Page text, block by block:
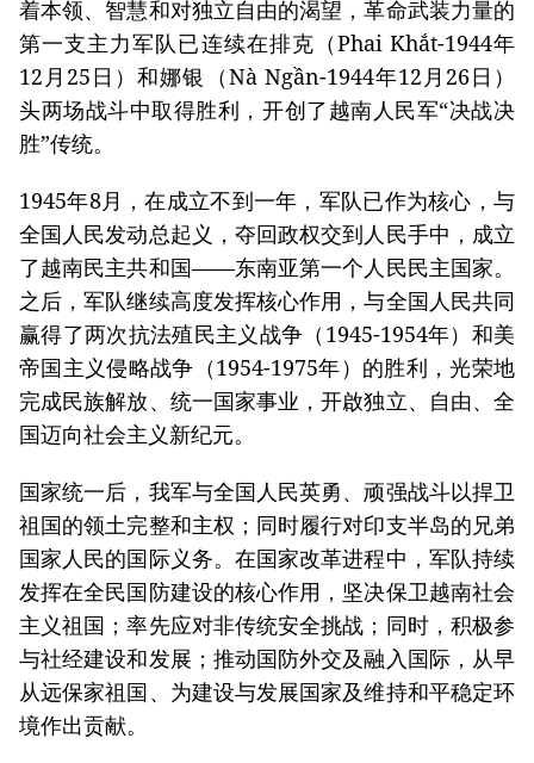
着本领、智慧和对独立自由的渴望，革命武装力量的
第一支主力军队已连续在排克（Phai Khắt-1944年
12月25日）和娜银（Nà Ngần-1944年12月26日）
头两场战斗中取得胜利，开创了越南人民军“决战决
胜”传统。
1945年8月，在成立不到一年，军队已作为核心，与
全国人民发动总起义，夺回政权交到人民手中，成立
了越南民主共和国——东南亚第一个人民民主国家。
之后，军队继续高度发挥核心作用，与全国人民共同
赢得了两次抗法殖民主义战争（1945-1954年）和美
帝国主义侵略战争（1954-1975年）的胜利，光荣地
完成民族解放、统一国家事业，开啟独立、自由、全
国迈向社会主义新纪元。
国家统一后，我军与全国人民英勇、顽强战斗以捍卫
祖国的领土完整和主权；同时履行对印支半岛的兄弟
国家人民的国际义务。在国家改革进程中，军队持续
发挥在全民国防建设的核心作用，坚决保卫越南社会
主义祖国；率先应对非传统安全挑战；同时，积极参
与社经建设和发展；推动国防外交及融入国际，从早
从远保家祖国、为建设与发展国家及维持和平稳定环
境作出贡献。